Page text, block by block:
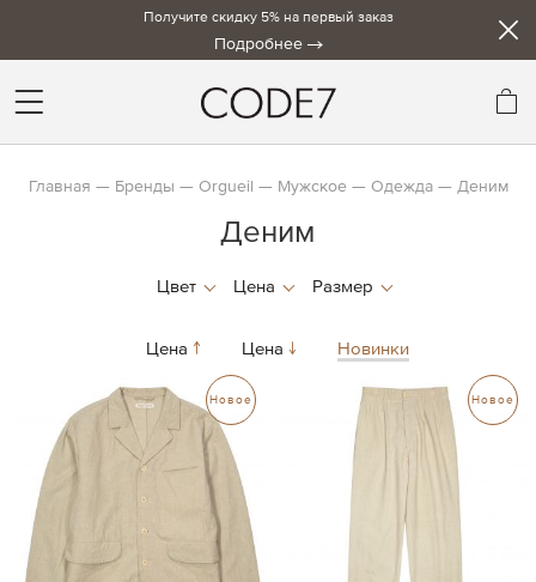
Получите скидку 5% на первый заказ
Подробнее
Главная Бренды Orgueil Мужское Одежда Деним
Деним
Цена Цена Новинки
Новое Новое